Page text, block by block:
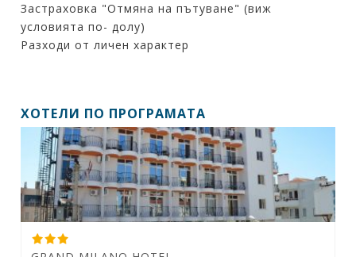
Застраховка "Отмяна на пътуване" (виж
условията по- долу)
Разходи от личен характер
ХОТЕЛИ ПО ПРОГРАМАТА